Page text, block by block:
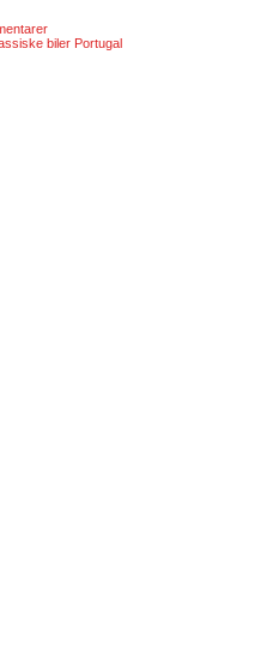
biler Portugal